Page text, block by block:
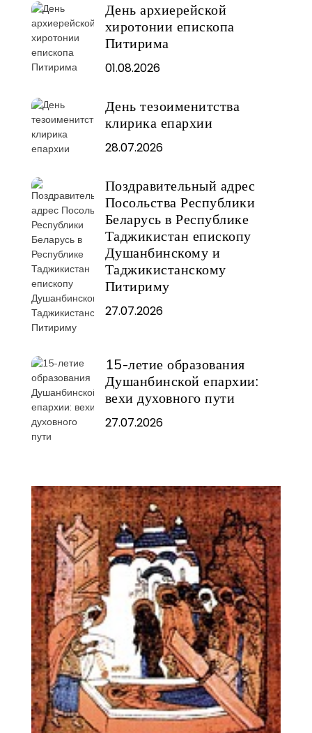
День архиерейской
хиротонии епископа
Питирима
01.08.2026
День тезоименитства
клирика епархии
28.07.2026
Поздравительный адрес
Посольства Республики
Беларусь в Республике
Таджикистан епископу
Душанбинскому и
Таджикистанскому
Питириму
27.07.2026
15-летие образования
Душанбинской епархии:
вехи духовного пути
27.07.2026